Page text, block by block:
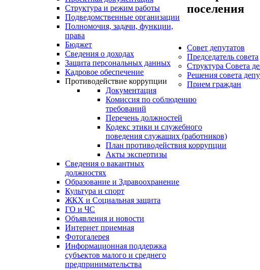
Структура и режим работы
Подведомственные организации
Полномочия, задачи, функции,
права
Бюджет
Сведения о доходах
Защита персональных данных
Кадровое обеспечение
Противодействие коррупции
Документация
Комиссия по соблюдению
требований
Перечень должностей
Кодекс этики и служебного
поведения служащих (работников)
План противодействия коррупции
Акты экспертизы
Сведения о вакантных
должностях
Образование и Здравоохранение
Культура и спорт
ЖКХ и Социальная защита
ГО и ЧС
Объявления и новости
Интернет приемная
Фотогалерея
Информационная поддержка
субъектов малого и среднего
предпринимательства
поселения
Совет депутатов
Председатель совета
Структура Совета
Решения совета
Прием граждан